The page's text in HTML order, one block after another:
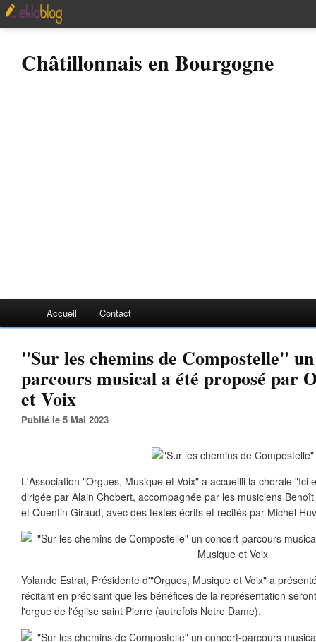
Châtillonnais en Bourgogne
Accueil Contact
"Sur les chemins de Compostelle"
parcours musical a été proposé par
et Voix
Publié le 5 Mai 2023
L'Association "Orgues, Musique et Voix" a accueilli la chorale "Ici
dirigée par Alain Chobert, accompagnée par les musiciens
et Quentin Giraud, avec des textes écrits et récités par Michel
Yolande Estrat, Présidente d'"Orgues, Musique et Voix" a
récitant en précisant que les bénéfices de la représentation
l'orgue de l'église saint Pierre (autrefois Notre Dame).